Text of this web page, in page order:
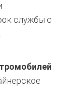
службы с